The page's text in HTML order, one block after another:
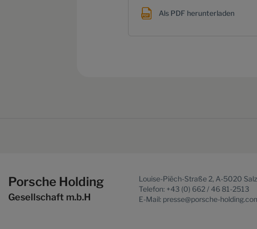
Als PDF herunterladen
Porsche Holding
Gesellschaft m.b.H
Louise-Piëch-Straße 2, A-5020
Telefon: +43 (0) 662 / 46 81-2513
E-Mail: presse@porsche-